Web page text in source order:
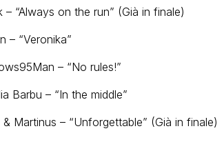
– “Always on the run” (Già in finale)
– “Veronika”
– “No rules!”
Barbu – “In the middle”
Martinus – “Unforgettable” (Già in finale)